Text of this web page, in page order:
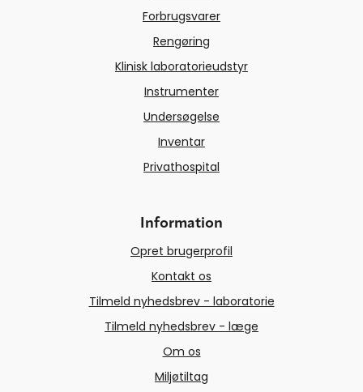
Forbrugsvarer
Rengøring
Klinisk laboratorieudstyr
Instrumenter
Undersøgelse
Inventar
Privathospital
Information
Opret brugerprofil
Kontakt os
Tilmeld nyhedsbrev - laboratorie
Tilmeld nyhedsbrev - læge
Om os
Miljøtiltag